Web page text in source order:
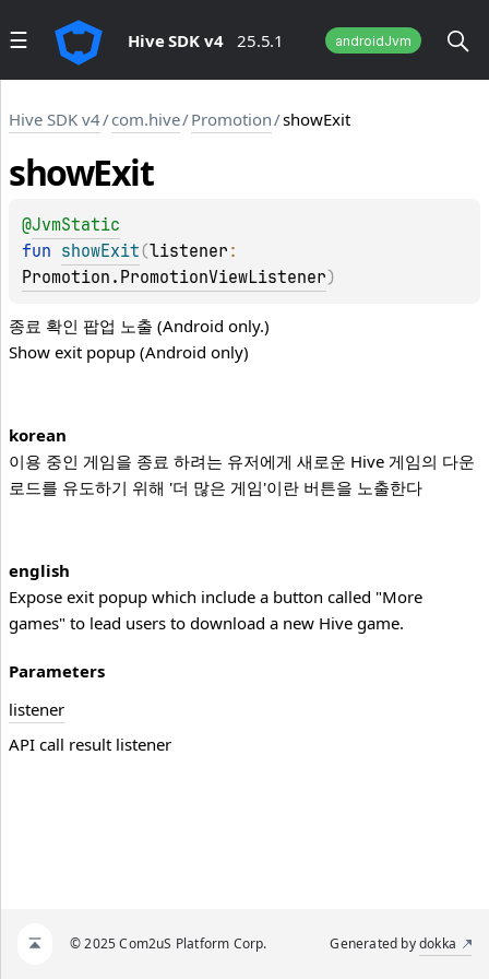
Hive SDK v4 25.5.1 androidJvm
Hive SDK v4/com.hive/Promotion/showExit
showExit
@JvmStatic
fun showExit (listener
Promotion.PromotionViewListener)
종료 확인 팝업 노출 (Android only.)
Show exit popup (Android only)
korean
이용 중인 게임을 종료 하려는 유저에게 새로운 Hive 게임의 다운
로드를 유도하기 위해 '더 많은 게임'이란 버튼을 노출한다
english
Expose exit popup which include a button called "More
games" to lead users to download a new Hive game.
Parameters
listener
API call result listener
© 2025 Com2uS Platform Corp. Generated bydokka